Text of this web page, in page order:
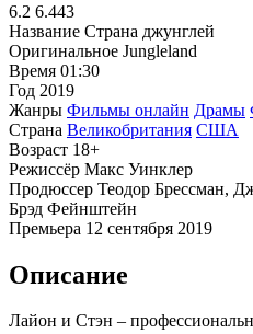
6.2 6.443
Название Страна джунглей
Оригинальное Jungleland
Время 01:30
Год 2019
Жанры Фильмы онлайн Драмы
Страна Великобритания США
Возраст 18+
Режиссёр Макс Уинклер
Продюссер Теодор Брессман,
Брэд Фейнштейн
Премьера 12 сентября 2019
Описание
Лайон и Стэн –